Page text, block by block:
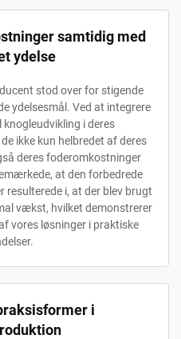
samtidig med
ydelse
stod over for stigende
ydelsesmål. Ved at integrere
i deres
ikke kun helbredet af deres
deres foderomkostninger
at den forbedrede
i, at der blev brugt
vækst, hvilket demonstrerer
vores løsninger i praktiske
i